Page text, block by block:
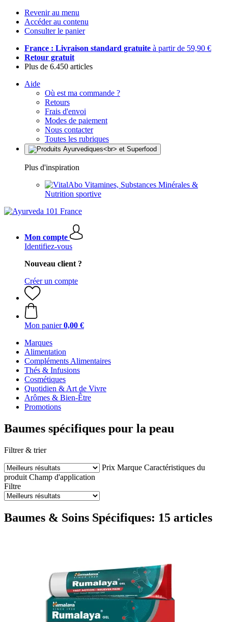
Revenir au menu
Accéder au contenu
Consulter le panier
France : Livraison standard gratuite à partir de 59,90 €
Retour gratuit
Plus de 6.450 articles
Aide
Où est ma commande ?
Retours
Frais d'envoi
Modes de paiement
Nous contacter
Toutes les rubriques
Plus d'inspiration
Vitamines, Substances Minérales &
Nutrition sportive
Mon compte
Identifiez-vous
Nouveau client ?
Créer un compte
Mon panier 0,00 €
Marques
Alimentation
Compléments Alimentaires
Thés & Infusions
Cosmétiques
Quotidien & Art de Vivre
Arômes & Bien-Être
Promotions
Baumes spécifiques pour la peau
Filtrer & trier
Prix Marque Caractéristiques du
produit Champ d'application
Filtre
Baumes & Soins Spécifiques: 15 articles